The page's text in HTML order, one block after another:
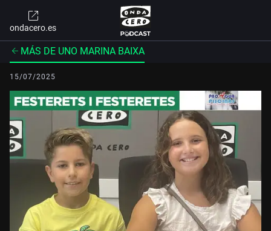
ondacero.es
MÁS DE UNO MARINA BAIXA
15/07/2025